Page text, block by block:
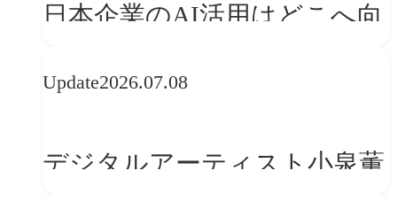
日本企業のAI活用はどこへ向
レンドに見る「人間中心」へ
Update2026.07.08
デジタルアーティスト小泉薫